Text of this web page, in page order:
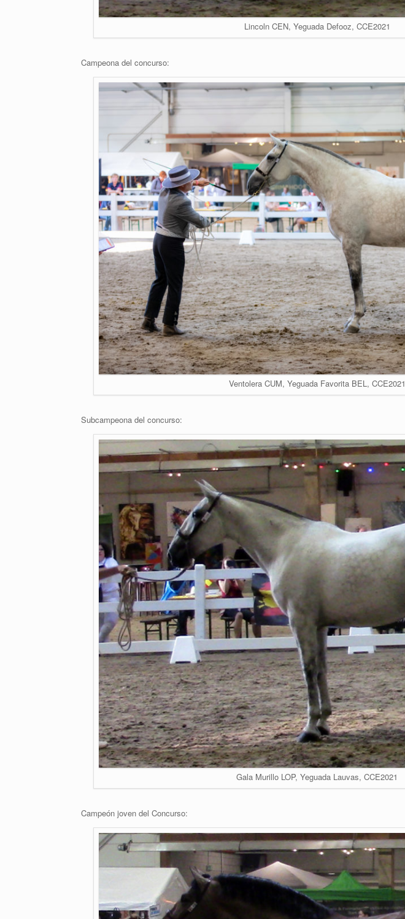
Lincoln CEN, Yeguada Defooz, CCE2021
Campeona del concurso:
Ventolera CUM, Yeguada Favorita BEL, CCE2021
Subcampeona del concurso:
Gala Murillo LOP, Yeguada Lauvas, CCE2021
Campeón joven del Concurso: